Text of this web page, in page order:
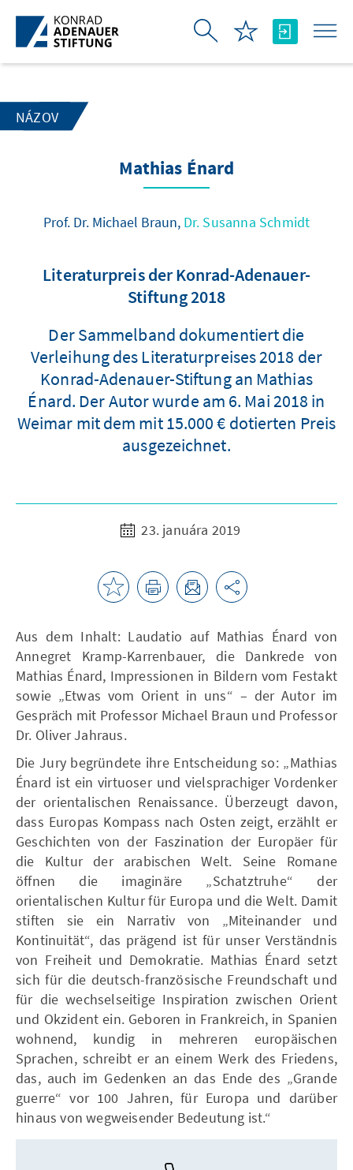
Skip to Main Content
NÁZOV
Mathias Énard
Prof. Dr. Michael Braun, Dr. Susanna Schmidt
Literaturpreis der Konrad-Adenauer-
Stiftung 2018
Der Sammelband dokumentiert die
Verleihung des Literaturpreises 2018 der
Konrad-Adenauer-Stiftung an Mathias
Énard. Der Autor wurde am 6. Mai 2018 in
Weimar mit dem mit 15.000 € dotierten Preis
ausgezeichnet.
23. januára 2019
Aus dem Inhalt: Laudatio auf Mathias Énard von
Annegret Kramp-Karrenbauer, die Dankrede von
Mathias Énard, Impressionen in Bildern vom Festakt
sowie „Etwas vom Orient in uns“ – der Autor im
Gespräch mit Professor Michael Braun und Professor
Dr. Oliver Jahraus.
Die Jury begründete ihre Entscheidung so: „Mathias
Énard ist ein virtuoser und vielsprachiger Vordenker
der orientalischen Renaissance. Überzeugt davon,
dass Europas Kompass nach Osten zeigt, erzählt er
Geschichten von der Faszination der Europäer für
die Kultur der arabischen Welt. Seine Romane
öffnen die imaginäre „Schatztruhe“ der
orientalischen Kultur für Europa und die Welt. Damit
stiften sie ein Narrativ von „Miteinander und
Kontinuität“, das prägend ist für unser Verständnis
von Freiheit und Demokratie. Mathias Énard setzt
sich für die deutsch-französische Freundschaft und
für die wechselseitige Inspiration zwischen Orient
und Okzident ein. Geboren in Frankreich, in Spanien
wohnend, kundig in mehreren europäischen
Sprachen, schreibt er an einem Werk des Friedens,
das, auch im Gedenken an das Ende des „Grande
guerre“ vor 100 Jahren, für Europa und darüber
hinaus von wegweisender Bedeutung ist.“